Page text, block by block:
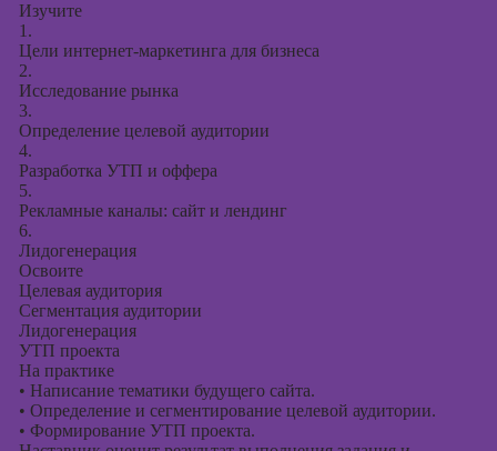
Изучите
1.
Цели интернет-маркетинга для бизнеса
2.
Исследование рынка
3.
Определение целевой аудитории
4.
Разработка УТП и оффера
5.
Рекламные каналы: сайт и лендинг
6.
Лидогенерация
Освоите
Целевая аудитория
Сегментация аудитории
Лидогенерация
УТП проекта
На практике
• Написание тематики будущего сайта.
• Определение и сегментирование целевой аудитории.
• Формирование УТП проекта.